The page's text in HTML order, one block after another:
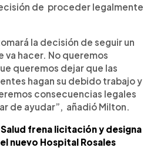
de proceder legalmente
la decisión de seguir un
va hacer. No queremos
queremos dejar que las
hagan su debido trabajo y
consecuencias legales
de ayudar”, añadió Milton.
frena licitación y designa
nuevo Hospital Rosales